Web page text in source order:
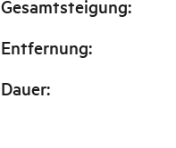
Gesamtsteigung:
Entfernung:
Dauer: